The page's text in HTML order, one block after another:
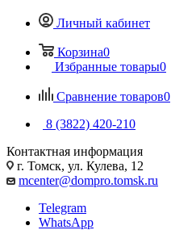
Личный кабинет
Корзина0
Избранные товары0
Сравнение товаров0
8 (3822) 420-210
Контактная информация
г. Томск, ул. Кулева, 12
mcenter@dompro.tomsk.ru
Telegram
WhatsApp